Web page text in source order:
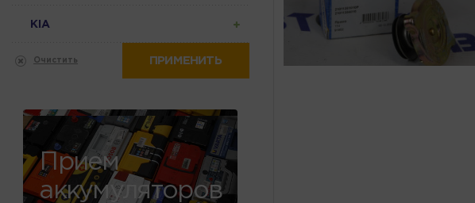
KIA
Очистить ПРИМЕНИТЬ
Прием
аккумуляторов